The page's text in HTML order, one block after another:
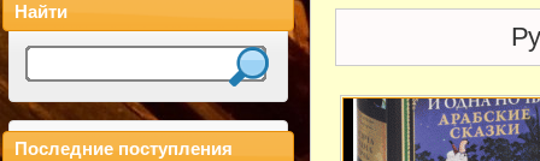
Найти
Последние поступления